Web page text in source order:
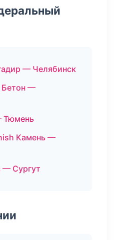
— Челябинск
Бетон —
Тюмень
Камень —
— Сургут